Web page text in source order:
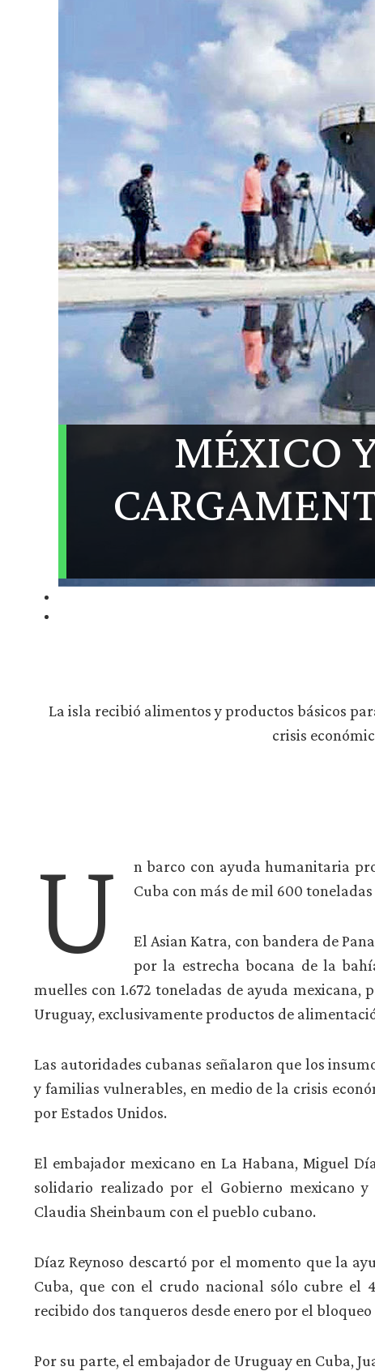
MÉXICO
La isla recibió alimentos y productos básicos
crisis
U
n barco con ayuda humanitaria
Cuba con más de mil 600
El Asian Katra, con bandera de
por la estrecha bocana de la
muelles con 1.672 toneladas de ayuda
Uruguay, exclusivamente productos de
Las autoridades cubanas señalaron que los
y familias vulnerables, en medio de la crisis
por Estados Unidos.
El embajador mexicano en La Habana, Miguel
solidario realizado por el Gobierno mexicano
Claudia Sheinbaum con el pueblo cubano.
Díaz Reynoso descartó por el momento que la
Cuba, que con el crudo nacional sólo cubre el
recibido dos tanqueros desde enero por el bloqueo
Por su parte, el embajador de Uruguay en Cuba,